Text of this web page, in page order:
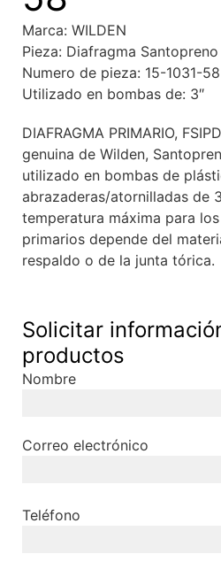
Marca: WILDEN
Pieza: Diafragma Santopreno
Numero de pieza: 15-1031-58
Utilizado en bombas de: 3″
DIAFRAGMA PRIMARIO,
genuina de Wilden,
utilizado en bombas de
abrazaderas/atornilladas de
temperatura máxima para
primarios depende del
respaldo o de la junta tórica.
Solicitar
productos
Nombre
Correo electrónico
Teléfono